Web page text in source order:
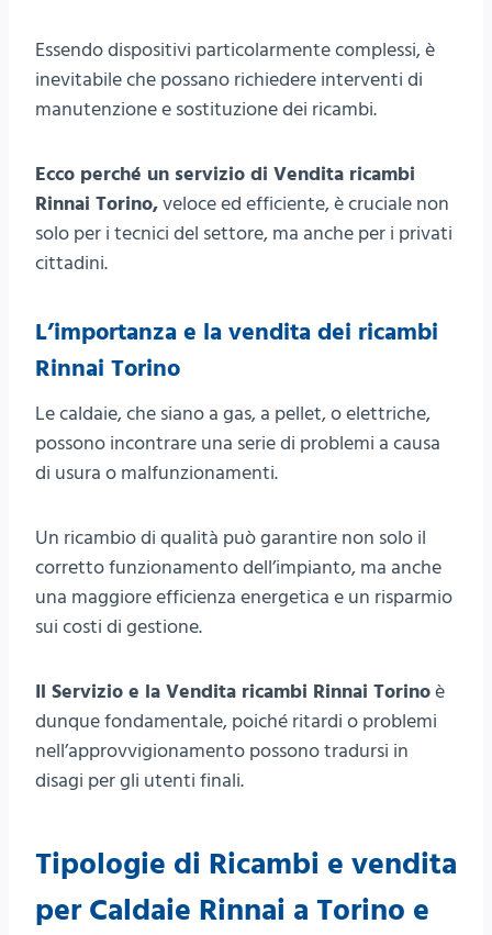
Essendo dispositivi particolarmente complessi, è
inevitabile che possano richiedere interventi di
manutenzione e sostituzione dei ricambi.
Ecco perché un servizio di Vendita ricambi
Rinnai Torino,veloce ed efficiente, è cruciale non
solo per i tecnici del settore, ma anche per i privati
cittadini.
L’importanza e la vendita dei ricambi
Rinnai Torino
Le caldaie, che siano a gas, a pellet, o elettriche,
possono incontrare una serie di problemi a causa
di usura o malfunzionamenti.
Un ricambio di qualità può garantire non solo il
corretto funzionamento dell’impianto, ma anche
una maggiore efficienza energetica e un risparmio
sui costi di gestione.
Il Servizio e la Vendita ricambi Rinnai Torinoè
dunque fondamentale, poiché ritardi o problemi
nell’approvvigionamento possono tradursi in
disagi per gli utenti finali.
Tipologie di Ricambi e vendita
per Caldaie Rinnai a Torino e